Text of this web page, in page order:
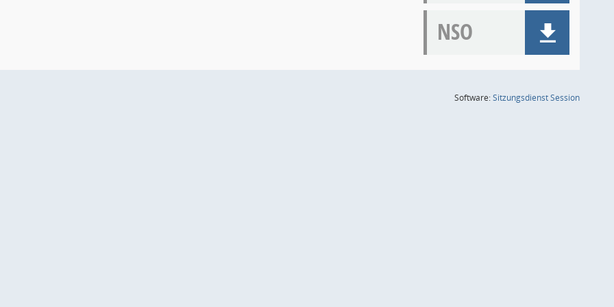
NSO
Software:SitzungsdienstSession(Wird in